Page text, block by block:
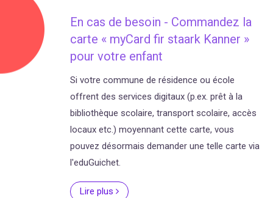
En cas de besoin - Commandez la
carte « myCard fir staark Kanner »
pour votre enfant
Si votre commune de résidence ou école
offrent des services digitaux (p.ex. prêt à la
bibliothèque scolaire, transport scolaire, accès
locaux etc.) moyennant cette carte, vous
pouvez désormais demander une telle carte via
l'eduGuichet.
Lire plus